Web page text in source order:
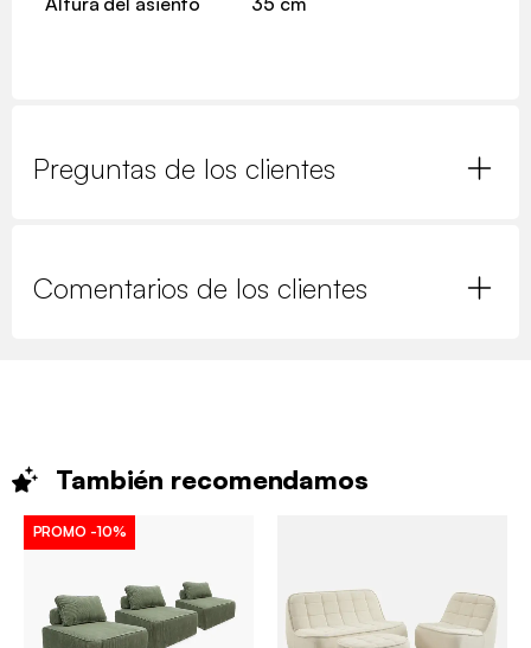
Preguntas de los clientes
Comentarios de los clientes
También recomendamos
PROMO -10%